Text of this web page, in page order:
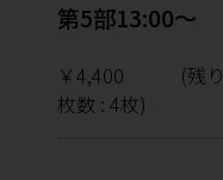
第5部13:00～
￥4,400 (残り
枚数 : 4枚)